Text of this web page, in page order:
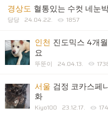
경상도 혈통있는 수컷 네눈
당당 24.04.22. 1857
인천 진도믹스 4개
요
뚜뚠이 24.04.13.
서울 검정 코카스페
화
Kiyo100 23.12.17.